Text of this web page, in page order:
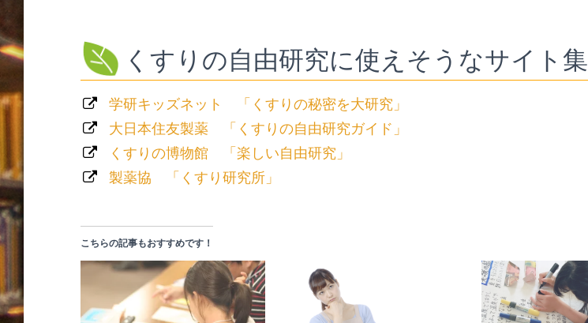
くすりの自由研究に使えそうなサイト集
学研キッズネット 「くすりの秘密を大研究」
大日本住友製薬 「くすりの自由研究ガイド」
くすりの博物館 「楽しい自由研究」
製薬協 「くすり研究所」
こちらの記事もおすすめです！